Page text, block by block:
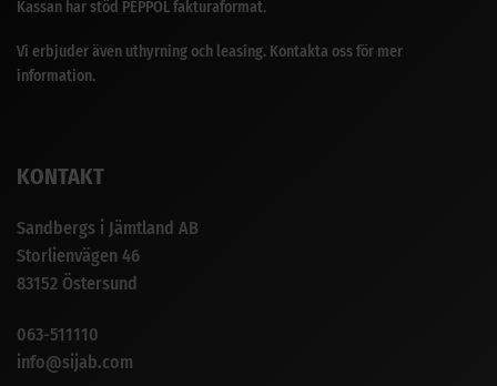
Kassan har stöd PEPPOL fakturaformat.
Vi erbjuder även uthyrning och leasing. Kontakta oss för mer
information.
KONTAKT
Sandbergs i Jämtland AB
Storlienvägen 46
83152 Östersund
063-511110
info@sijab.com